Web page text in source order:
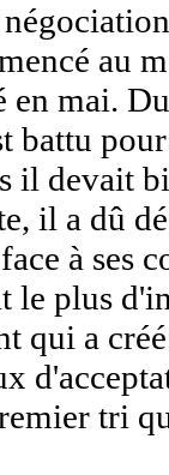
au
en mai.
battu
il devait
il a dû
à ses
le plus
qui a
tri